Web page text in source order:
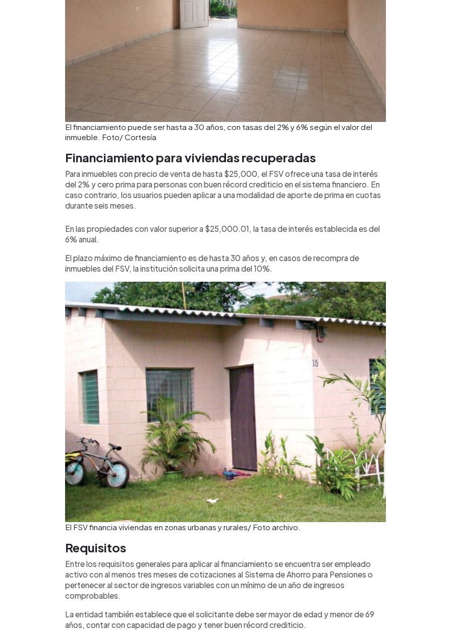
El financiamiento puede ser hasta a 30 años, con tasas del 2% y 6% según el valor del
inmueble. Foto/ Cortesía
Financiamiento para viviendas recuperadas
Para inmuebles con precio de venta de hasta $25,000, el FSV ofrece una tasa de interés
del 2% y cero prima para personas con buen récord crediticio en el sistema financiero. En
caso contrario, los usuarios pueden aplicar a una modalidad de aporte de prima en cuotas
durante seis meses.
En las propiedades con valor superior a $25,000.01, la tasa de interés establecida es del
6% anual.
El plazo máximo de financiamiento es de hasta 30 años y, en casos de recompra de
inmuebles del FSV, la institución solicita una prima del 10%.
El FSV financia viviendas en zonas urbanas y rurales/ Foto archivo.
Requisitos
Entre los requisitos generales para aplicar al financiamiento se encuentra ser empleado
activo con al menos tres meses de cotizaciones al Sistema de Ahorro para Pensiones o
pertenecer al sector de ingresos variables con un mínimo de un año de ingresos
comprobables.
La entidad también establece que el solicitante debe ser mayor de edad y menor de 69
años, contar con capacidad de pago y tener buen récord crediticio.